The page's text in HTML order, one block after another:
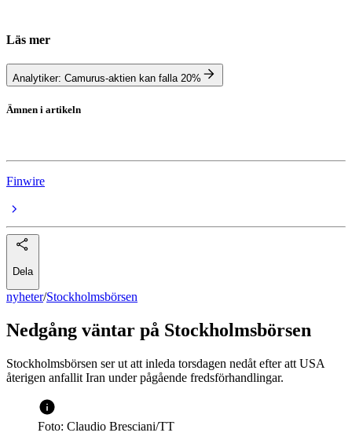
Läs mer
Analytiker: Camurus-aktien kan falla 20%
Ämnen i artikeln
Finwire
Dela
nyheter/Stockholmsbörsen
Nedgång väntar på Stockholmsbörsen
Stockholmsbörsen ser ut att inleda torsdagen nedåt efter att USA
återigen anfallit Iran under pågående fredsförhandlingar.
Foto: Claudio Bresciani/TT